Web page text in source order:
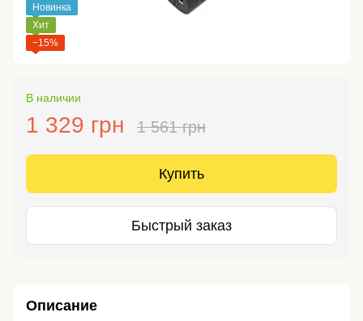
Новинка
Хит
−15%
В наличии
1 329 грн 1 561 грн
Купить
Быстрый заказ
Описание